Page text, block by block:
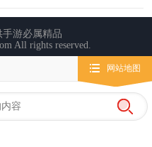
网站地图